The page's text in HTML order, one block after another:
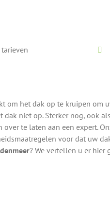
om het dak op te kruipen om
niet op. Sterker nog, ook
te laten aan een expert.
voor dat uw
? We vertellen u er hier